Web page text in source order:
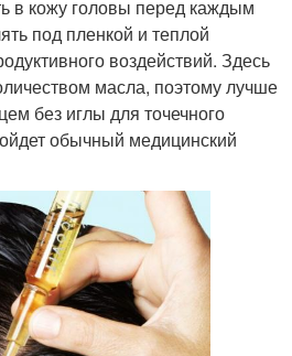
в кожу головы перед каждым
под пленкой и теплой
воздействий. Здесь
масла, поэтому лучше
без иглы для точечного
обычный медицинский